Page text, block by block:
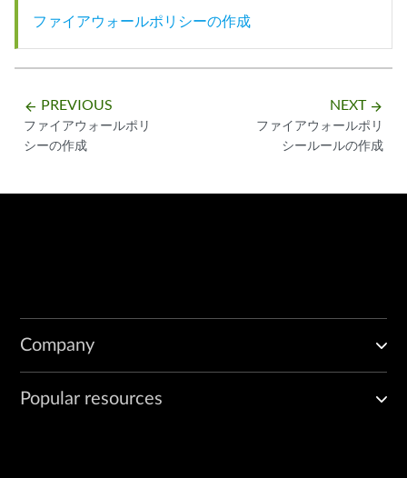
ファイアウォールポリシーの作成
arrow_backward PREVIOUS
ファイアウォールポリ
シーの作成
NEXT arrow_forward
ファイアウォールポリ
シールールの作成
Company
Popular resources